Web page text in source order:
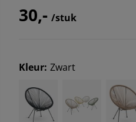
30,- /stuk
Kleur: Zwart